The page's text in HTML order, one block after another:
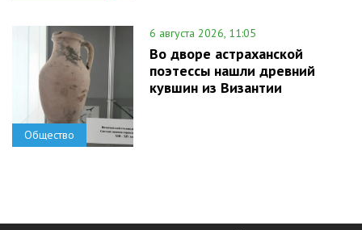
Общество
6 августа 2026, 11:05
Во дворе астраханской
поэтессы нашли древний
кувшин из Византии